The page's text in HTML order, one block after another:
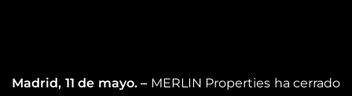
Madrid, 11 de mayo. – MERLIN Properties ha cerrado